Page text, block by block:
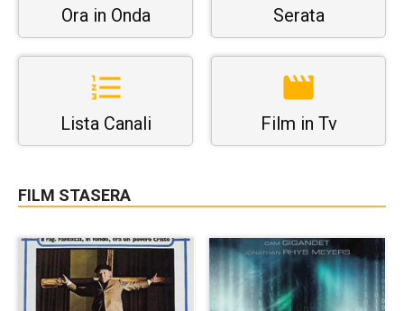
Ora in Onda Serata
Lista Canali Film in Tv
FILM STASERA